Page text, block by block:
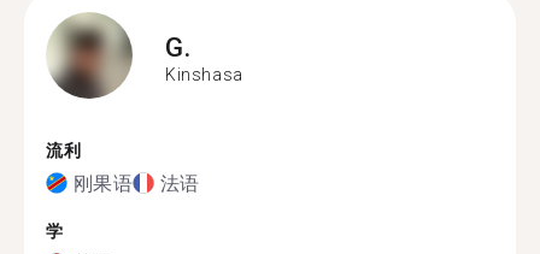
G.
Kinshasa
流利
刚果语 法语
学